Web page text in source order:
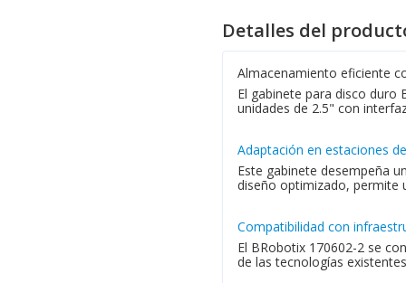
Detalles del
Almacenamiento eficiente
El gabinete para disco duro
unidades de 2.5" con
Adaptación en estaciones
Este gabinete desempeña
diseño optimizado, permite
Compatibilidad con
El BRobotix 170602-2 se
de las tecnologías